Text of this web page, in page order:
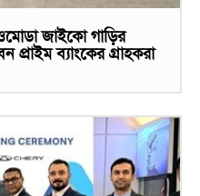
জাইকো গাড়ির
প্রাইম ব্যাংকের গ্রাহকরা